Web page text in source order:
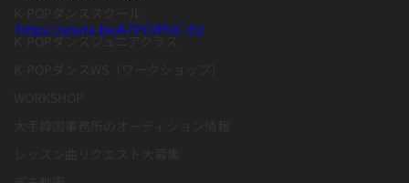
K-POPダンスジュニアクラス
https://youtu.be/A7PCVPUC-EU